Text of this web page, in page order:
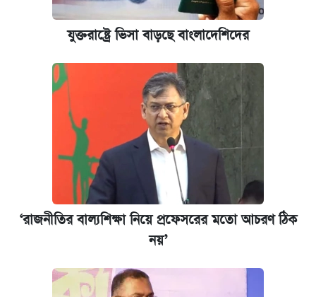
আজকের বাজারে স্বর্ণের দাম (৬ আগস্ট)
কেমব্রিজ বিশ্ববিদ্যালয়ের এমবিএ স্কলারশিপে
আবেদন শুরু
যুক্তরাষ্ট্রে ভিসা বাড়ছে বাংলাদেশিদের
‘রাজনীতির বাল্যশিক্ষা নিয়ে প্রফেসরের মতো আচরণ ঠিক
নয়’